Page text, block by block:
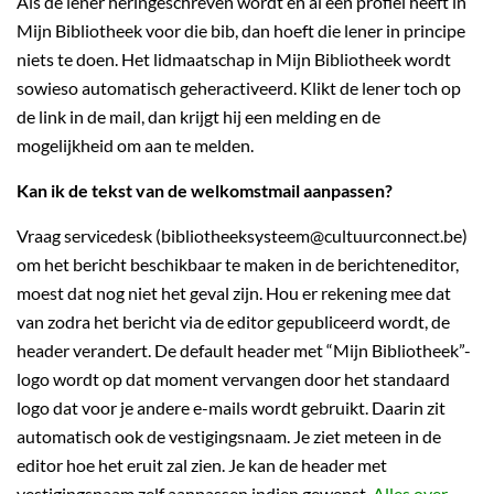
Mijn Bibliotheek voor die bib, dan hoeft die lener in principe
niets te doen. Het lidmaatschap in Mijn Bibliotheek wordt
sowieso automatisch geheractiveerd. Klikt de lener toch op
de link in de mail, dan krijgt hij een melding en de
mogelijkheid om aan te melden.
Kan ik de tekst van de welkomstmail aanpassen?
Vraag servicedesk (bibliotheeksysteem@cultuurconnect.be)
om het bericht beschikbaar te maken in de berichteneditor,
moest dat nog niet het geval zijn. Hou er rekening mee dat
van zodra het bericht via de editor gepubliceerd wordt, de
header verandert. De default header met “Mijn Bibliotheek”-
logo wordt op dat moment vervangen door het standaard
logo dat voor je andere e-mails wordt gebruikt. Daarin zit
automatisch ook de vestigingsnaam. Je ziet meteen in de
editor hoe het eruit zal zien. Je kan de header met